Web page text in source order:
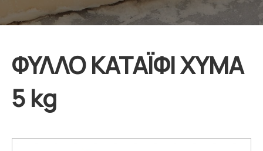
ΦΥΛΛΟ ΚΑΤΑΪΦΙ ΧΥΜΑ
5 kg